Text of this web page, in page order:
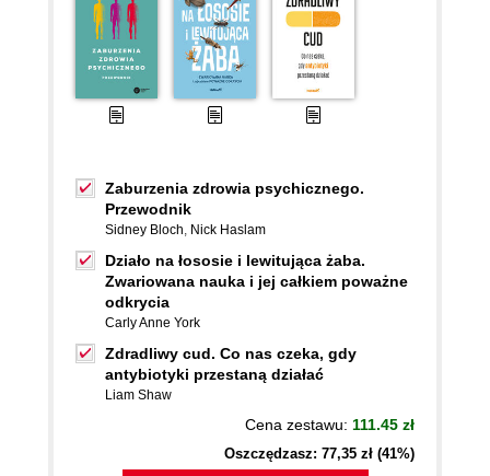
Zaburzenia zdrowia psychicznego.
Przewodnik
Sidney Bloch, Nick Haslam
Działo na łososie i lewitująca żaba.
Zwariowana nauka i jej całkiem poważne
odkrycia
Carly Anne York
Zdradliwy cud. Co nas czeka, gdy
antybiotyki przestaną działać
Liam Shaw
Cena zestawu: 111.45 zł
Oszczędzasz: 77,35 zł (41%)